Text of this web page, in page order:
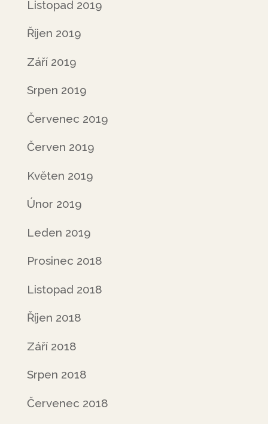
Listopad 2019
Říjen 2019
Září 2019
Srpen 2019
Červenec 2019
Červen 2019
Květen 2019
Únor 2019
Leden 2019
Prosinec 2018
Listopad 2018
Říjen 2018
Září 2018
Srpen 2018
Červenec 2018